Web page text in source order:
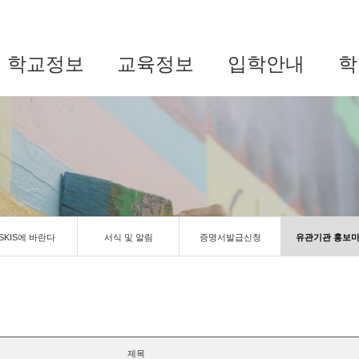
학교정보 교육정보 입학안내
에 바란다 서식 및 알림 증명서발급신청 유관기관 홍보
제목